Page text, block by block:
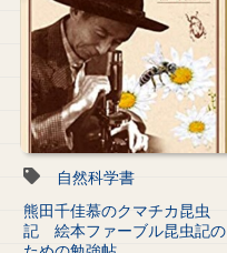
自然科学書
熊田千佳慕のクマチカ昆虫
記 絵本ファーブル昆虫記の